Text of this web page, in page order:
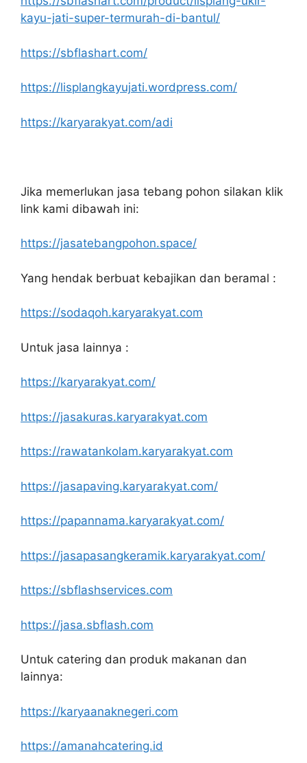
kayu-jati-super-termurah-di-bantul/
https://sbflashart.com/
https://lisplangkayujati.wordpress.com/
https://karyarakyat.com/adi
Jika memerlukan jasa tebang pohon silakan klik
link kami dibawah ini:
https://jasatebangpohon.space/
Yang hendak berbuat kebajikan dan beramal :
https://sodaqoh.karyarakyat.com
Untuk jasa lainnya :
https://karyarakyat.com/
https://jasakuras.karyarakyat.com
https://rawatankolam.karyarakyat.com
https://jasapaving.karyarakyat.com/
https://papannama.karyarakyat.com/
https://jasapasangkeramik.karyarakyat.com/
https://sbflashservices.com
https://jasa.sbflash.com
Untuk catering dan produk makanan dan
lainnya:
https://karyaanaknegeri.com
https://amanahcatering.id